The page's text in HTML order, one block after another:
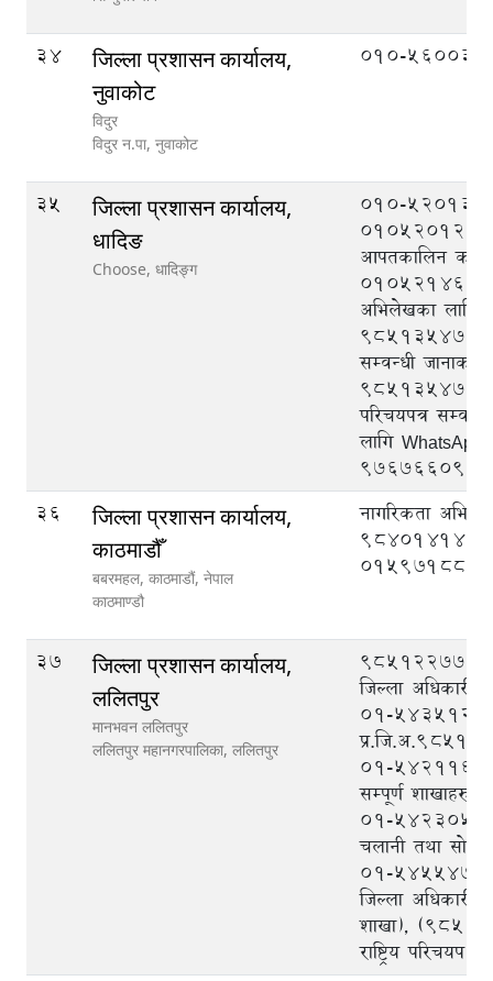
34
जिल्ला प्रशासन कार्यालय,
नुवाकोट
विदुर
विदुर न.पा, नुवाकोट
010-560033
35
जिल्ला प्रशासन कार्यालय,
धादिङ
Choose, धादिङ्ग
010-520133,
010520121,
आपतकालिन
010521464,
अभिलेखका लागि
९८५१३५४७१७,
सम्वन्धी
९८५१३५४७२७,
परिचयपत्र
लागि WhatsApp
९७६७६६०९३३
36
जिल्ला प्रशासन कार्यालय,
काठमाडौँ
बबरमहल, काठमाडौं, नेपाल
काठमाण्डौ
नागरिकता
015971880
37
जिल्ला प्रशासन कार्यालय,
ललितपुर
मानभवन ललितपुर
ललितपुर महानगरपालिका, ललितपुर
९८५१२२७७७७
जिल्ला अधिकारी),
०१-५४३५१२९
०१-
सम्पूर्ण
०१-५४२३०५१
चलानी तथा
०१-५४५५४७५
जिल्ला अधिकारी
शाखा),
राष्ट्रिय परिचयप